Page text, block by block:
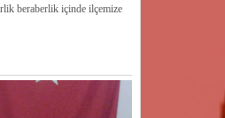
beraberlik içinde ilçemize